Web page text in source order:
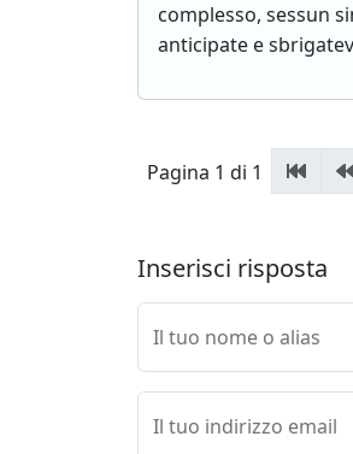
complesso, sessun
anticipate e
Pagina 1 di 1
Inserisci risposta
Il tuo nome o alias
Il tuo indirizzo email